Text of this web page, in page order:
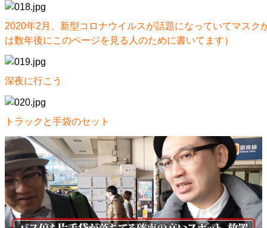
2020年2月、新型コロナウイルスが話題になっていてマスク
は数年後にこのページを見る人のために書いてます）
深夜に行こう
トラックと手袋のセット